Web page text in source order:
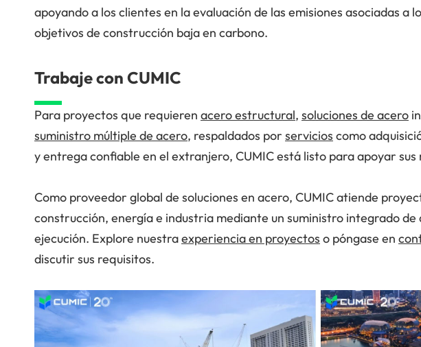
apoyando a los clientes en la evaluación de las emisiones asociadas a
objetivos de construcción baja en carbono.
Trabaje con CUMIC
Para proyectos que requieren acero estructural, soluciones de acero
suministro múltiple de acero, respaldados por servicios como
y entrega confiable en el extranjero, CUMIC está listo para apoyar sus
Como proveedor global de soluciones en acero, CUMIC atiende
construcción, energía e industria mediante un suministro integrado
ejecución. Explore nuestraexperiencia en proyectos o póngase en
discutir sus requisitos.